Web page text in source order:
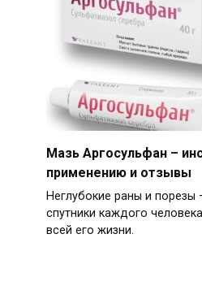
Мазь Аргосульфан –
применению и отзывы
Неглубокие раны и порезы
спутники каждого
всей его жизни.